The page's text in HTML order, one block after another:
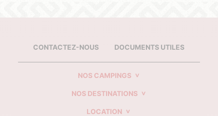
CONTACTEZ-NOUS DOCUMENTS UTILES
NOS CAMPINGS
NOS DESTINATIONS
LOCATION